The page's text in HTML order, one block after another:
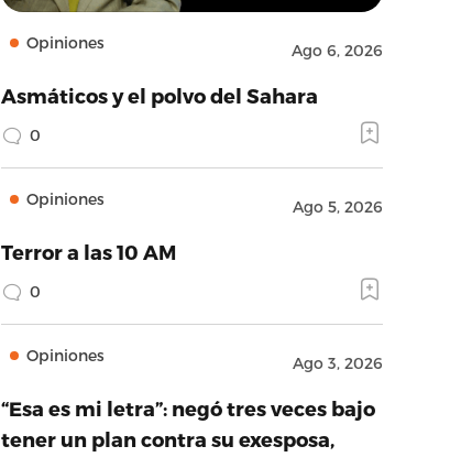
Opiniones Ago 6, 2026
Asmáticos y el polvo del Sahara
0
Opiniones Ago 5, 2026
Terror a las 10 AM
0
Opiniones Ago 3, 2026
“Esa es mi letra”: negó tres veces bajo
tener un plan contra su exesposa,